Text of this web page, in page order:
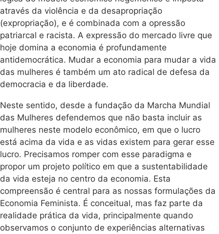
através da violência e da desapropriação
(expropriação), e é combinada com a opressão
patriarcal e racista. A expressão do mercado livre que
hoje domina a economia é profundamente
antidemocrática. Mudar a economia para mudar a vida
das mulheres é também um ato radical de defesa da
democracia e da liberdade.
Neste sentido, desde a fundação da Marcha Mundial
das Mulheres defendemos que não basta incluir as
mulheres neste modelo econômico, em que o lucro
está acima da vida e as vidas existem para gerar esse
lucro. Precisamos romper com esse paradigma e
propor um projeto político em que a sustentabilidade
da vida esteja no centro da economia. Esta
compreensão é central para as nossas formulações da
Economia Feminista. É conceitual, mas faz parte da
realidade prática da vida, principalmente quando
observamos o conjunto de experiências alternativas